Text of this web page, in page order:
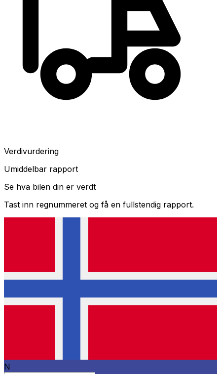
Verdivurdering
Umiddelbar rapport
Se hva bilen din er verdt
Tast inn regnummeret og få en fullstendig rapport.
N